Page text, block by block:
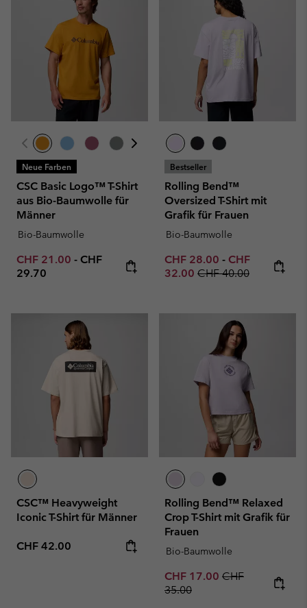
Neue Farben
CSC Basic Logo™ T-Shirt
aus Bio-Baumwolle für
Männer
Bio-Baumwolle
Minimum sale price:
CHF 21.00 - Maximum price:
CHF
29.70
Bestseller
Rolling Bend™
Oversized T-Shirt mit
Grafik für Frauen
Bio-Baumwolle
Minimum sale price:
CHF 28.00 - Maximum sale
CHF
32.00 Regular price:
CHF 40.00
CSC™ Heavyweight
Iconic T-Shirt für Männer
Regular price:
CHF 42.00
Rolling Bend™ Relaxed
Crop T-Shirt mit Grafik für
Frauen
Bio-Baumwolle
Sale price:
CHF 17.00 Regular price:
CHF
35.00